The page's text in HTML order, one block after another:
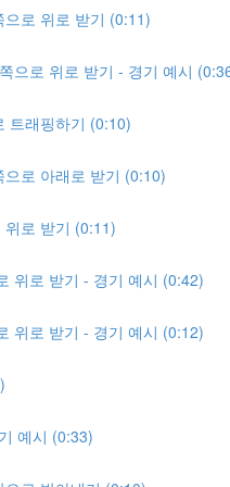
로 위로 받기 (0:11)
으로 위로 받기 - 경기 예시
트래핑하기 (0:10)
로 아래로 받기 (0:10)
로 받기 (0:11)
위로 받기 - 경기 예시 (0:42)
위로 받기 - 경기 예시 (0:12)
예시 (0:33)